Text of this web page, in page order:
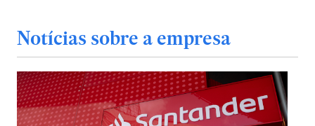
Notícias sobre a empresa